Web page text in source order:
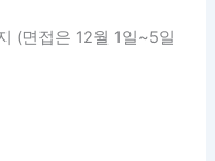
(면접은 12월 1일~5일